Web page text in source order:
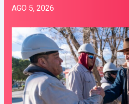
AGO 5, 2026